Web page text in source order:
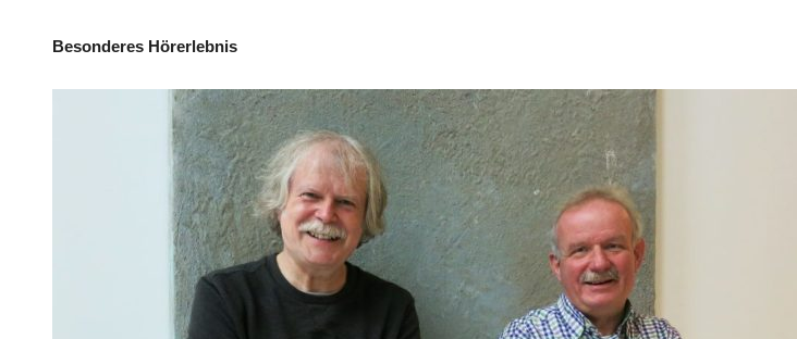
Besonderes Hörerlebnis